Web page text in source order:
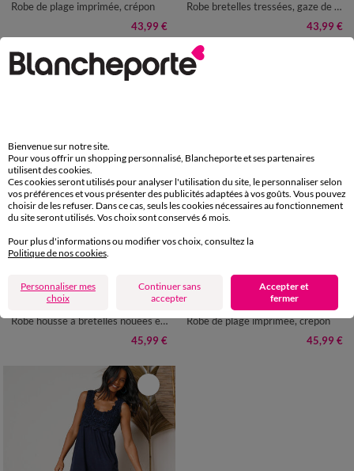
Robe de plage imprimée, crépon
43,99 €
Robe bretelles tressées, gaze de coton
43,99 €
36 38 40 42
48
Robe housse à bretelles nouées effet denim, gaze de coton
45,99 €
36 42 44 46
50 52 54
Robe de plage imprimée, crépon
45,99 €
Bienvenue sur notre site.
Pour vous offrir un shopping personnalisé, Blancheporte et ses partenaires
utilisent des cookies.
Ces cookies seront utilisés pour analyser l'utilisation du site, le personnaliser selon
vos préférences et vous présenter des publicités adaptées à vos goûts. Vous pouvez
choisir de les refuser. Dans ce cas, seuls les cookies nécessaires au fonctionnement
du site seront utilisés. Vos choix sont conservés 6 mois.
Pour plus d'informations ou modifier vos choix, consultez la
Politique de nos cookies
Personnaliser mes
choix
Continuer sans
accepter
Accepter et
fermer